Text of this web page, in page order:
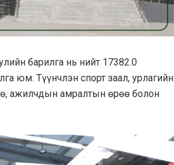
барилга нь нийт 17382.0
юм. Түүнчлэн спорт заал, урлагийн
ажилчдын амралтын өрөө болон